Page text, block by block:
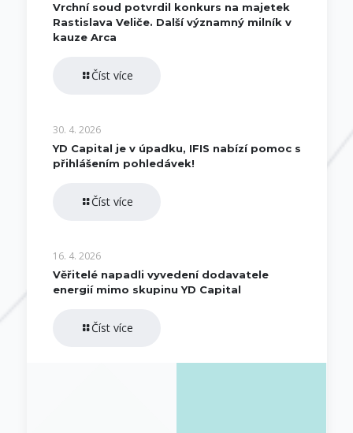
Vrchní soud potvrdil konkurs na majetek
Rastislava Veliče. Další významný milník v
kauze Arca
Číst více
30. 4. 2026
YD Capital je v úpadku, IFIS nabízí pomoc s
přihlášením pohledávek!
Číst více
16. 4. 2026
Věřitelé napadli vyvedení dodavatele
energií mimo skupinu YD Capital
Číst více